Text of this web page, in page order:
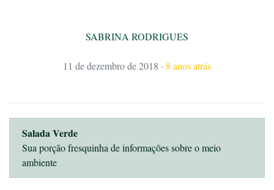
SABRINA RODRIGUES
11 de dezembro de 2018 · 8 anos atrás
Salada Verde
Sua porção fresquinha de informações sobre o meio
ambiente